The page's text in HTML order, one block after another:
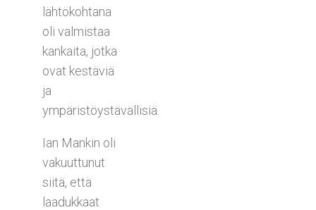
lähtökohtana
oli valmistaa
kankaita, jotka
ovat kestäviä
ja
ympäristöystävällisiä.
Ian Mankin oli
vakuuttunut
siitä, että
laadukkaat